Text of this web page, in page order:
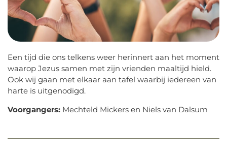
Een tijd die ons telkens weer herinnert aan het moment
waarop Jezus samen met zijn vrienden maaltijd hield.
Ook wij gaan met elkaar aan tafel waarbij iedereen van
harte is uitgenodigd.
Voorgangers: Mechteld Mickers en Niels van Dalsum